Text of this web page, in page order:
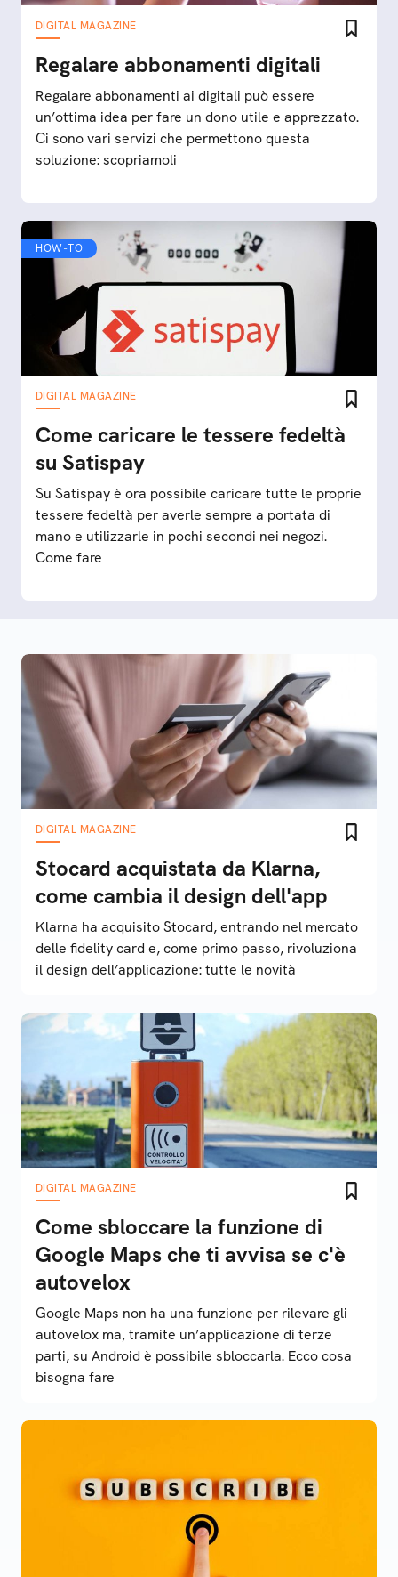
DIGITAL MAGAZINE
Regalare abbonamenti digitali
Regalare abbonamenti ai digitali può essere
un’ottima idea per fare un dono utile e apprezzato.
Ci sono vari servizi che permettono questa
soluzione: scopriamoli
HOW-TO
DIGITAL MAGAZINE
Come caricare le tessere fedeltà
su Satispay
Su Satispay è ora possibile caricare tutte le proprie
tessere fedeltà per averle sempre a portata di
mano e utilizzarle in pochi secondi nei negozi.
Come fare
DIGITAL MAGAZINE
Stocard acquistata da Klarna,
come cambia il design dell'app
Klarna ha acquisito Stocard, entrando nel mercato
delle fidelity card e, come primo passo, rivoluziona
il design dell’applicazione: tutte le novità
DIGITAL MAGAZINE
Come sbloccare la funzione di
Google Maps che ti avvisa se c'è
autovelox
Google Maps non ha una funzione per rilevare gli
autovelox ma, tramite un’applicazione di terze
parti, su Android è possibile sbloccarla. Ecco cosa
bisogna fare